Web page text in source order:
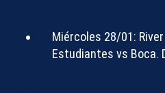
Miércoles 28/01:
Estudiantes vs Boca.